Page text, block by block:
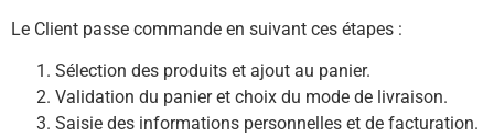
Le Client passe commande en suivant ces étapes :
Sélection des produits et ajout au panier.
Validation du panier et choix du mode de livraison.
Saisie des informations personnelles et de facturation.